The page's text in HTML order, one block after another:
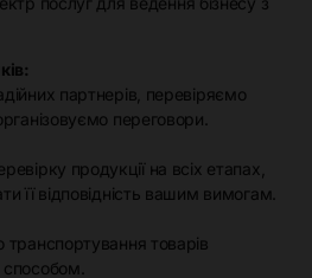
партнерів, перевіряємо
переговори.
продукції на всіх етапах,
її відповідність вашим вимогам.
транспортування товарів